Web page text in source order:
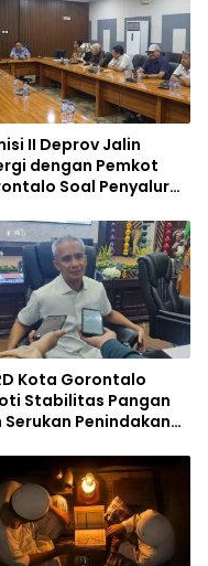
II Deprov Jalin
dengan Pemkot
Soal Penyaluran
Kota Gorontalo
Stabilitas Pangan
Serukan Penindakan